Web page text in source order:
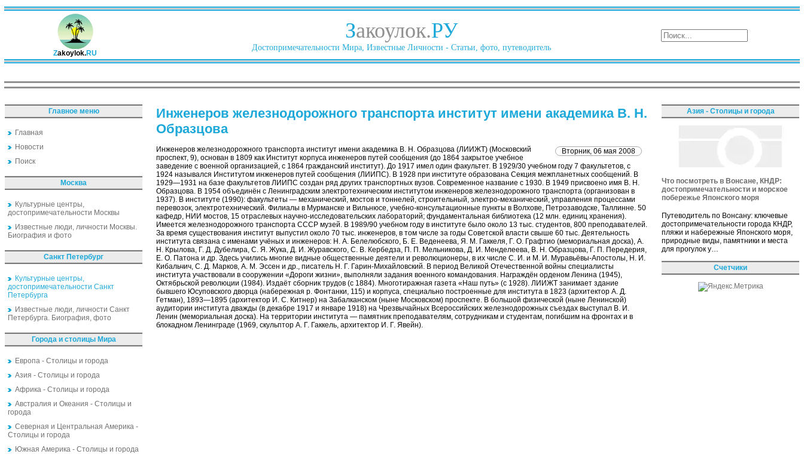
Zakoylok.RU
Закоулок.РУ
Достопримечательности Мира, Известные Личности - Статьи, фото, путеводитель
Главное меню
Главная
Новости
Поиск
Москва
Культурные центры,
достопримечательности Москвы
Известные люди, личности Москвы.
Биография и фото
Санкт Петербург
Культурные центры,
достопримечательности Санкт
Петербурга
Известные люди, личности Санкт
Петербурга. Биография, фото
Города и столицы Мира
Европа - Столицы и города
Азия - Столицы и города
Африка - Столицы и города
Австралия и Океания - Столицы и
города
Северная и Центральная Америка -
Столицы и города
Южная Америка - Столицы и города
Инженеров железнодорожного транспорта институт имени академика В. Н.
Образцова
Вторник, 06 мая 2008
Инженеров железнодорожного транспорта институт имени академика В. Н. Образцова (ЛИИЖТ) (Московский
проспект, 9), основан в 1809 как Институт корпуса инженеров путей сообщения (до 1864 закрытое учебное
заведение с военной организацией, с 1864 гражданский институт). До 1917 имел один факультет. В 1929/30 учебном году 7 факультетов, с
1924 назывался Институтом инженеров путей сообщения (ЛИИПС). В 1928 при институте образована Секция межпланетных сообщений. В
1929—1931 на базе факультетов ЛИИПС создан ряд других транспортных вузов. Современное название с 1930. В 1949 присвоено имя В. Н.
Образцова. В 1954 объединён с Ленинградским электротехническим институтом инженеров железнодорожного транспорта (организован в
1937). В институте (1990): факультеты — механический, мостов и тоннелей, строительный, электро-механический, управления процессами
перевозок, электротехнический. Филиалы в Мурманске и Вильнюсе, учебно-консультационные пункты в Волхове, Петрозаводске, Таллинне. 50
кафедр, НИИ мостов, 15 отраслевых научно-исследовательских лабораторий; фундаментальная библиотека (12 млн. единиц хранения).
Имеется железнодорожного транспорта СССР музей. В 1989/90 учебном году в институте было около 13 тыс. студентов, 800 преподавателей.
За время существования институт выпустил около 70 тыс. инженеров, в том числе за годы Советской власти свыше 60 тыс. Деятельность
института связана с именами учёных и инженеров: Н. А. Белелюбского, Б. Е. Веденеева, Я. М. Гаккеля, Г. О. Графтио (мемориальная доска), А.
Н. Крылова, Г. Д. Дубелира, С. Я. Жука, Д. И. Журавского, С. В. Кербедза, П. П. Мельникова, Д. И. Менделеева, В. Н. Образцова, Г. П. Передерия,
Е. О. Патона и др. Здесь учились многие видные общественные деятели и революционеры, в их числе С. И. и М. И. Муравьёвы-Апостолы, Н. И.
Кибальчич, С. Д. Марков, А. М. Эссен и др., писатель Н. Г. Гарин-Михайловский. В период Великой Отечественной войны специалисты
института участвовали в сооружении «Дороги жизни», выполняли задания военного командования. Награждён орденом Ленина (1945),
Октябрьской революции (1984). Издаёт сборник трудов (с 1884). Многотиражная газета «Наш путь» (с 1928). ЛИИЖТ занимает здание
бывшего Юсуповского дворца (набережная р. Фонтанки, 115) и корпуса, специально построенные для института в 1823 (архитектор А. Д.
Гетман), 1893—1895 (архитектор И. С. Китнер) на Забалканском (ныне Московском) проспекте. В большой физической (ныне Ленинской)
аудитории института дважды (в декабре 1917 и январе 1918) на Чрезвычайных Всероссийских железнодорожных съездах выступал В. И.
Ленин (мемориальная доска). На территории института — памятник преподавателям, сотрудникам и студентам, погибшим на фронтах и в
блокадном Ленинграде (1969, скульптор А. Г. Гаккель, архитектор И. Г. Явейн).
Азия - Столицы и города
Что посмотреть в Вонсане, КНДР:
достопримечательности и морское
побережье Японского моря
Путеводитель по Вонсану: ключевые
достопримечательности города КНДР,
пляжи и набережные Японского моря,
природные виды, памятники и места
для прогулок у…
Счетчики